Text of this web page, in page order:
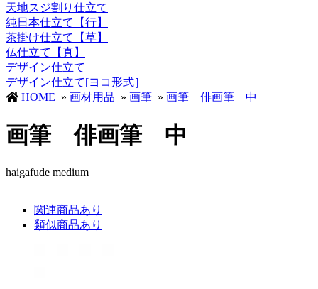
天地スジ割り仕立て
純日本仕立て【行】
茶掛け仕立て【草】
仏仕立て【真】
デザイン仕立て
デザイン仕立て[ヨコ形式］
HOME » 画材用品 » 画筆 » 画筆 俳画筆 中
画筆 俳画筆 中
haigafude medium
関連商品あり
類似商品あり